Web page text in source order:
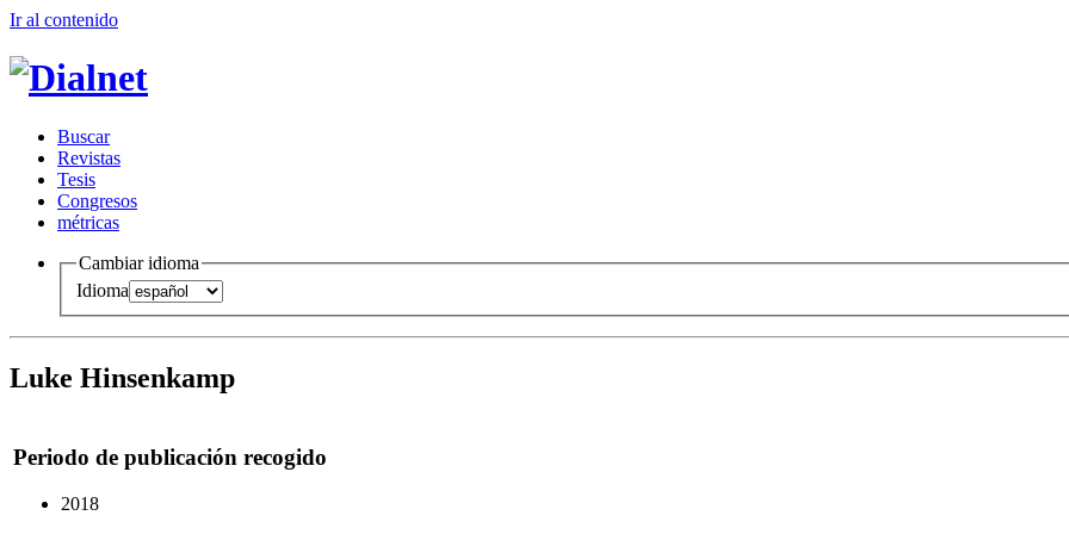
Ir al contenido
Buscar
Revistas
Tesis
Congresos
métricas
Cambiar idioma
Idioma
Luke Hinsenkamp
Periodo de publicación recogido
2018